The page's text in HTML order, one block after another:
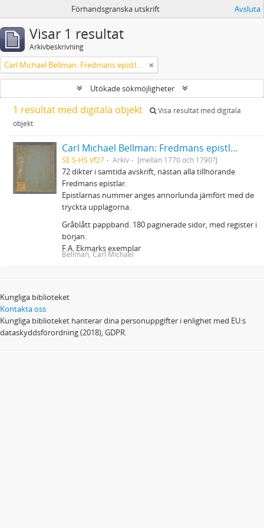
Förhandsgranska utskrift Avsluta
Visar 1 resultat
Arkivbeskrivning
Carl Michael Bellman: Fredmans epistlar m.m.
Utökade sökmöjligheter
1 resultat med digitala objekt
Visa resultat med digitala
objekt
Carl Michael Bellman: Fredmans epistlar m.m.
SE S-HS Vf27 Arkiv [mellan 1770 och 1790?]
72 dikter i samtida avskrift, nästan alla tillhörande
Fredmans epistlar.
Epistlarnas nummer anges annorlunda jämfört med de
tryckta upplagorna.
Gråblått pappband. 180 paginerade sidor, med register i
början.
F.A. Ekmarks exemplar
Bellman, Carl Michael
Kungliga biblioteket
Kontakta oss
Kungliga biblioteket hanterar dina personuppgifter i enlighet med EU:s
dataskyddsförordning (2018), GDPR.